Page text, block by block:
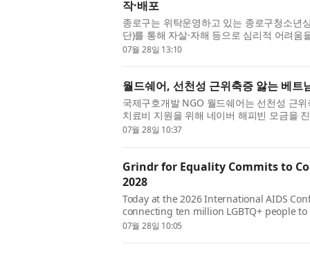
작·배포
종로구는 위탁운영하고 있는 종로구청소년
단)를 통해 자살·자해 등으로 심리적 어려
한 심리안정화키트 ‘지금 나를 위한 ...
07월 28일 13:10
월드쉐어, 선천성 근위축증 앓는 베트
국제구호개발 NGO 월드쉐어는 선천성 근
치료비 지원을 위해 네이버 해피빈 모금을
차 약해지는 희귀질환으로, 시간이 ...
07월 28일 10:37
Grindr for Equality Commits to
2028
Today at the 2026 International AIDS
connecting ten million LGBTQ+ people
platform reach to advance the global
07월 28일 10:05